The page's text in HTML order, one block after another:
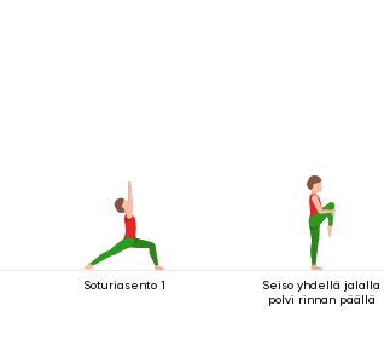
Soturiasento 1
Seiso yhdellä jalalla
polvi rinnan päällä